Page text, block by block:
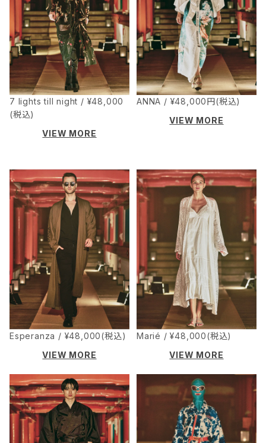
7 lights till night / ¥48,000
(税込)
VIEW MORE
ANNA / ¥48,000円(税込)
VIEW MORE
Esperanza / ¥48,000(税込)
VIEW MORE
Marié / ¥48,000(税込)
VIEW MORE